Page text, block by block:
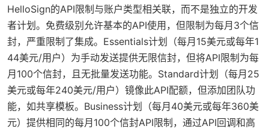
HelloSign的API限制与账户类型相关联，而不是独立的开发
者计划。免费级别允许基本的API使用，但限制为每月3个信
封，严重限制了集成。Essentials计划（每月15美元或每年1
44美元/用户）为手动发送提供无限信封，但将API限制为每
月100个信封，且无批量发送功能。Standard计划（每月25
美元或每年240美元/用户）镜像此API配额，但添加团队功
能，如共享模板。Business计划（每月40美元或每年360美
元）提供相同的每月100个信封API限制，通过API回调和高